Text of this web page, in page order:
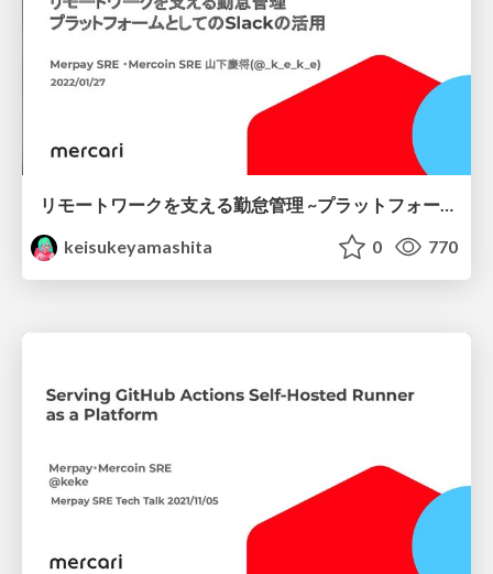
リモートワークを支える勤怠管理 ~プラットフォームとしてのSlackの活用 ~
keisukeyamashita
0 770